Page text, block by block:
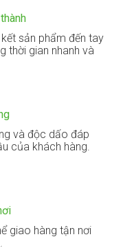
sản phẩm đến tay
thời gian nhanh và
và độc dấo đáp
của khách hàng.
giao hàng tận nơi